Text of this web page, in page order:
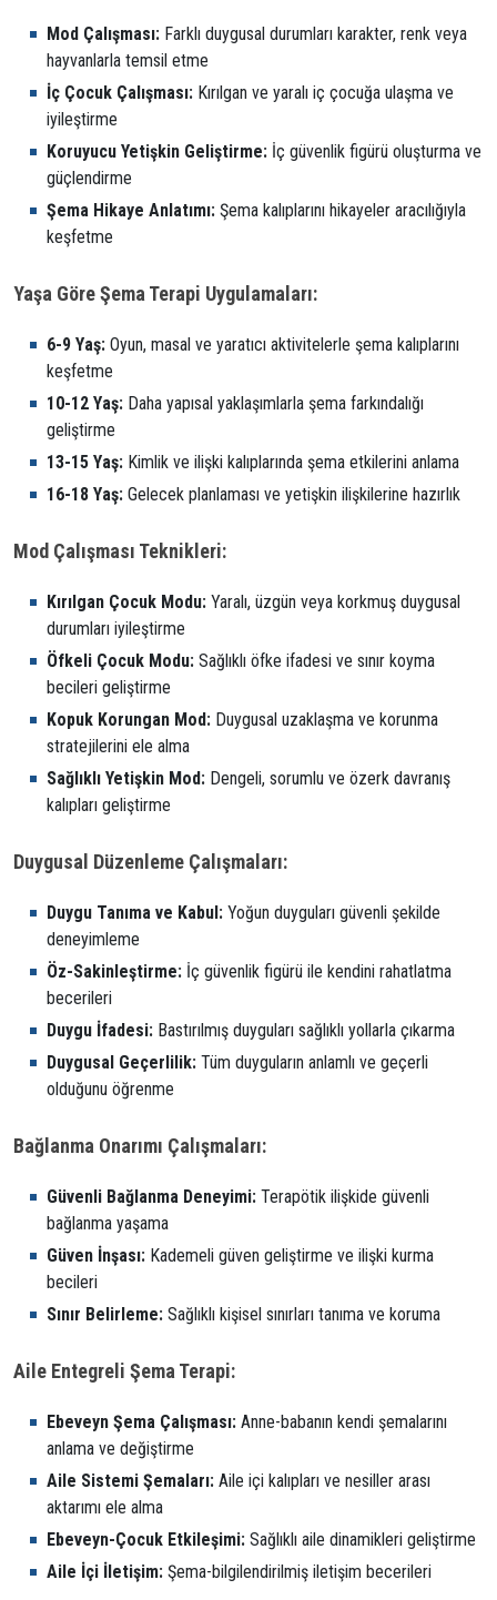
Mod Çalışması: Farklı duygusal durumları karakter, renk veya
hayvanlarla temsil etme
İç Çocuk Çalışması: Kırılgan ve yaralı iç çocuğa ulaşma ve
iyileştirme
Koruyucu Yetişkin Geliştirme: İç güvenlik figürü oluşturma ve
güçlendirme
Şema Hikaye Anlatımı: Şema kalıplarını hikayeler aracılığıyla
keşfetme
Yaşa Göre Şema Terapi Uygulamaları:
6-9 Yaş: Oyun, masal ve yaratıcı aktivitelerle şema kalıplarını
keşfetme
10-12 Yaş: Daha yapısal yaklaşımlarla şema farkındalığı
geliştirme
13-15 Yaş: Kimlik ve ilişki kalıplarında şema etkilerini anlama
16-18 Yaş: Gelecek planlaması ve yetişkin ilişkilerine hazırlık
Mod Çalışması Teknikleri:
Kırılgan Çocuk Modu: Yaralı, üzgün veya korkmuş duygusal
durumları iyileştirme
Öfkeli Çocuk Modu: Sağlıklı öfke ifadesi ve sınır koyma
becileri geliştirme
Kopuk Korungan Mod: Duygusal uzaklaşma ve korunma
stratejilerini ele alma
Sağlıklı Yetişkin Mod: Dengeli, sorumlu ve özerk davranış
kalıpları geliştirme
Duygusal Düzenleme Çalışmaları:
Duygu Tanıma ve Kabul: Yoğun duyguları güvenli şekilde
deneyimleme
Öz-Sakinleştirme: İç güvenlik figürü ile kendini rahatlatma
becerileri
Duygu İfadesi: Bastırılmış duyguları sağlıklı yollarla çıkarma
Duygusal Geçerlilik: Tüm duyguların anlamlı ve geçerli
olduğunu öğrenme
Bağlanma Onarımı Çalışmaları:
Güvenli Bağlanma Deneyimi: Terapötik ilişkide güvenli
bağlanma yaşama
Güven İnşası: Kademeli güven geliştirme ve ilişki kurma
becileri
Sınır Belirleme: Sağlıklı kişisel sınırları tanıma ve koruma
Aile Entegreli Şema Terapi:
Ebeveyn Şema Çalışması: Anne-babanın kendi şemalarını
anlama ve değiştirme
Aile Sistemi Şemaları: Aile içi kalıpları ve nesiller arası
aktarımı ele alma
Ebeveyn-Çocuk Etkileşimi: Sağlıklı aile dinamikleri geliştirme
Aile İçi İletişim: Şema-bilgilendirilmiş iletişim becerileri